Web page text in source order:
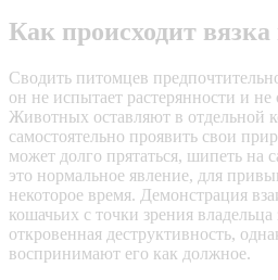
Как происходит
Сводить питомцев
он не испытает растерянности и не
Животных оставляют в отдельной
самостоятельно проявить свои
может долго прятаться, шипеть на
это нормальное явление, для
некоторое время. Демонстрация
кошачьих с точки зрения
откровенная деструктивность,
воспринимают его как должное.